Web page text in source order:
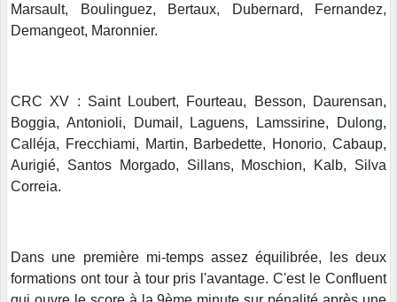
Marsault, Boulinguez, Bertaux, Dubernard, Fernandez,
Demangeot, Maronnier.
CRC XV : Saint Loubert, Fourteau, Besson, Daurensan,
Boggia, Antonioli, Dumail, Laguens, Lamssirine, Dulong,
Calléja, Frecchiami, Martin, Barbedette, Honorio, Cabaup,
Aurigié, Santos Morgado, Sillans, Moschion, Kalb, Silva
Correia.
Dans une première mi-temps assez équilibrée, les deux
formations ont tour à tour pris l'avantage. C'est le Confluent